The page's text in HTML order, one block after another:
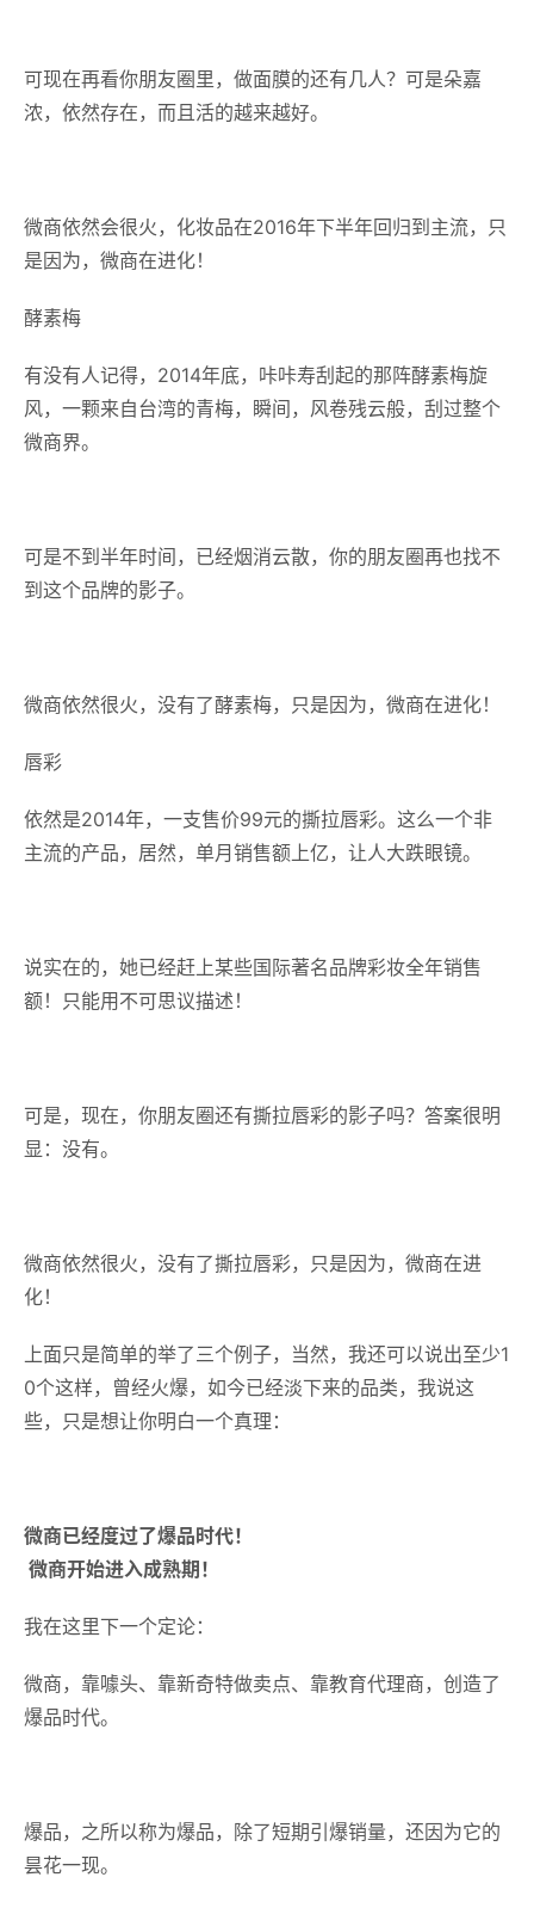
可现在再看你朋友圈里，做面膜的还有几人？可是朵嘉
浓，依然存在，而且活的越来越好。
微商依然会很火，化妆品在2016年下半年回归到主流，只
是因为，微商在进化！
酵素梅
有没有人记得，2014年底，咔咔寿刮起的那阵酵素梅旋
风，一颗来自台湾的青梅，瞬间，风卷残云般，刮过整个
微商界。
可是不到半年时间，已经烟消云散，你的朋友圈再也找不
到这个品牌的影子。
微商依然很火，没有了酵素梅，只是因为，微商在进化！
唇彩
依然是2014年，一支售价99元的撕拉唇彩。这么一个非
主流的产品，居然，单月销售额上亿，让人大跌眼镜。
说实在的，她已经赶上某些国际著名品牌彩妆全年销售
额！只能用不可思议描述！
可是，现在，你朋友圈还有撕拉唇彩的影子吗？答案很明
显：没有。
微商依然很火，没有了撕拉唇彩，只是因为，微商在进
化！
上面只是简单的举了三个例子，当然，我还可以说出至少1
0个这样，曾经火爆，如今已经淡下来的品类，我说这
些，只是想让你明白一个真理：
微商已经度过了爆品时代！
微商开始进入成熟期！
我在这里下一个定论：
微商，靠噱头、靠新奇特做卖点、靠教育代理商，创造了
爆品时代。
爆品，之所以称为爆品，除了短期引爆销量，还因为它的
昙花一现。